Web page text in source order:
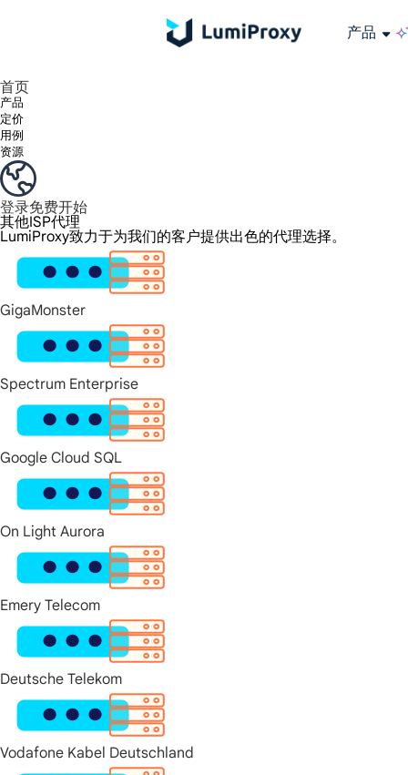
产品
首页
产品
定价
用例
资源
登录免费开始
其他ISP代理
LumiProxy致力于为我们的客户提供出色的代理选择。
GigaMonster
Spectrum Enterprise
Google Cloud SQL
On Light Aurora
Emery Telecom
Deutsche Telekom
Vodafone Kabel Deutschland